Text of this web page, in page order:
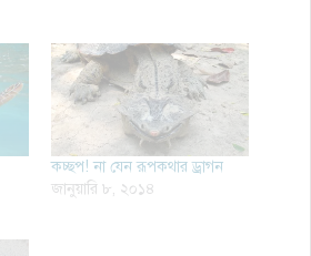
কচ্ছপ! না যেন রূপকথার ড্রাগন
জানুয়ারি ৮, ২০১৪